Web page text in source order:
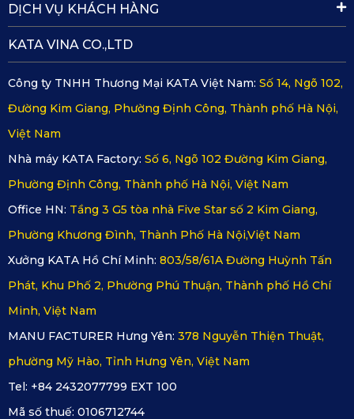
DỊCH VỤ KHÁCH HÀNG
KATA VINA CO.,LTD
Công ty TNHH Thương Mại KATA Việt Nam: Số 14, Ngõ 102,
Đường Kim Giang, Phường Định Công, Thành phố Hà Nội,
Việt Nam
Nhà máy KATA Factory: Số 6, Ngõ 102 Đường Kim Giang,
Phường Định Công, Thành phố Hà Nội, Việt Nam
Office HN: Tầng 3 G5 tòa nhà Five Star số 2 Kim Giang,
Phường Khương Đình, Thành Phố Hà Nội,Việt Nam
Xưởng KATA Hồ Chí Minh: 803/58/61A Đường Huỳnh Tấn
Phát, Khu Phố 2, Phường Phú Thuận, Thành phố Hồ Chí
Minh, Việt Nam
MANU FACTURER Hưng Yên: 378 Nguyễn Thiện Thuật,
phường Mỹ Hào, Tỉnh Hưng Yên, Việt Nam
Tel: +84 2432077799 EXT 100
Mã số thuế: 0106712744